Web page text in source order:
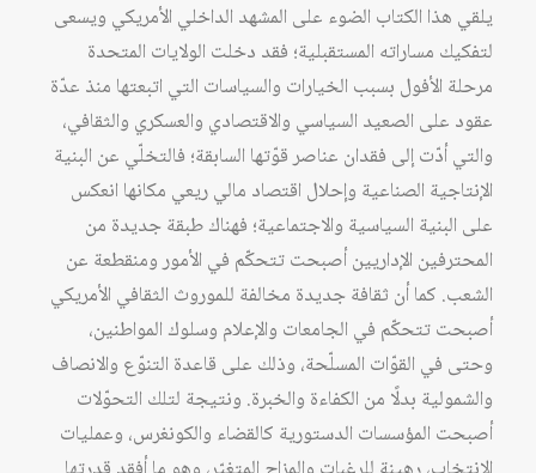
يلقي هذا الكتاب الضوء على المشهد الداخلي الأمريكي ويسعى
لتفكيك مساراته المستقبلية؛ فقد دخلت الولايات المتحدة
مرحلة الأفول بسبب الخيارات والسياسات التي اتبعتها منذ عدّة
عقود على الصعيد السياسي والاقتصادي والعسكري والثقافي،
والتي أدّت إلى فقدان عناصر قوّتها السابقة؛ فالتخلّي عن البنية
الإنتاجية الصناعية وإحلال اقتصاد مالي ريعي مكانها انعكس
على البنية السياسية والاجتماعية؛ فهناك طبقة جديدة من
المحترفين الإداريين أصبحت تتحكّم في الأمور ومنقطعة عن
الشعب. كما أن ثقافة جديدة مخالفة للموروث الثقافي الأمريكي
أصبحت تتحكّم في الجامعات والإعلام وسلوك المواطنين،
وحتى في القوّات المسلّحة، وذلك على قاعدة التنوّع والانصاف
والشمولية بدلًا من الكفاءة والخبرة. ونتيجة لتلك التحوّلات
أصبحت المؤسسات الدستورية كالقضاء والكونغرس، وعمليات